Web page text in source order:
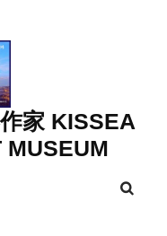
家 KISSEA
MUSEUM